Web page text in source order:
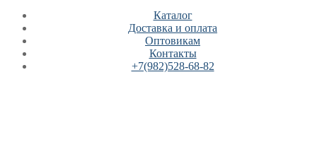
Каталог
Доставка и оплата
Оптовикам
Контакты
+7(982)528-68-82